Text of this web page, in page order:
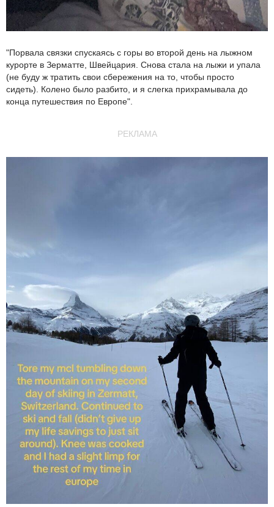
"Порвала связки спускаясь с горы во второй день на лыжном
курорте в Зерматте, Швейцария. Снова стала на лыжи и упала
(не буду ж тратить свои сбережения на то, чтобы просто
сидеть). Колено было разбито, и я слегка прихрамывала до
конца путешествия по Европе".
РЕКЛАМА